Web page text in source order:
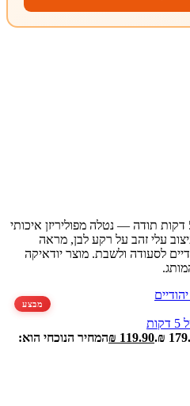
נטלה מהודרת עלי זהב לבן מבית 5 דקות תודה — נטלה מפוליריזן איכותי
ומשקל 0.66 ק"ג. עיצוב עלי זהב על רקע לבן, מראה
לסעודה ולשבת. מוצר יודאיקה
119.90
₪המחיר הנוכחי הוא:
מבצע